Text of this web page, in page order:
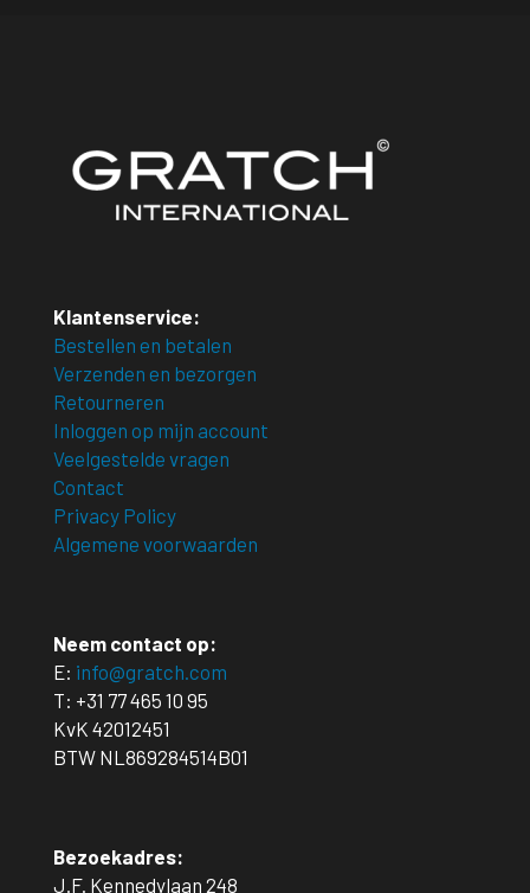
Klantenservice:
Bestellen en betalen
Verzenden en bezorgen
Retourneren
Inloggen op mijn account
Veelgestelde vragen
Contact
Privacy Policy
Algemene voorwaarden
Neem contact op:
E: info@gratch.com
T: +31 77 465 10 95
KvK 42012451
BTW NL869284514B01
Bezoekadres:
J.F. Kennedylaan 248